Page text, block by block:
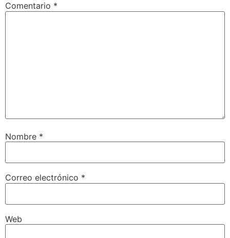
Comentario *
Nombre *
Correo electrónico *
Web